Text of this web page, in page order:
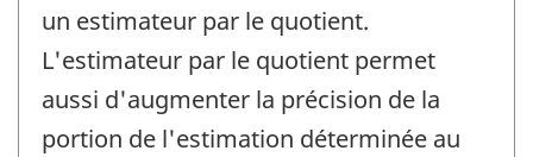
un estimateur par le quotient.
L'estimateur par le quotient permet
aussi d'augmenter la précision de la
portion de l'estimation déterminée au